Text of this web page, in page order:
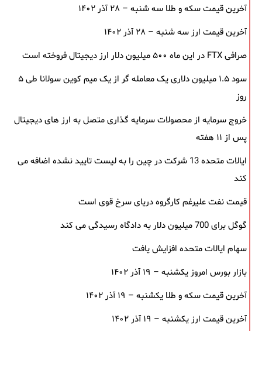
آخرین قیمت سکه و طلا سه شنبه – ۲۸ آذر ۱۴۰۲
آخرین قیمت ارز سه شنبه – ۲۸ آذر ۱۴۰۲
صرافی FTX در این ماه ۵۰۰ میلیون دلار ارز دیجیتال فروخته است
سود ۱.۵ میلیون دلاری یک معامله ‌گر از یک میم‌ کوین سولانا طی ۵
روز
خروج سرمایه از محصولات سرمایه ‌گذاری متصل به ارز های دیجیتال
پس از ۱۱ هفته
ایالات متحده 13 شرکت در چین را به لیست تایید نشده اضافه می
کند
قیمت نفت علیرغم کارگروه دریای سرخ قوی است
گوگل برای 700 میلیون دلار به دادگاه رسیدگی می کند
سهام ایالات متحده افزایش یافت
بازار بورس امروز یکشنبه – ۱۹ آذر ۱۴۰۲
آخرین قیمت سکه و طلا یکشنبه – ۱۹ آذر ۱۴۰۲
آخرین قیمت ارز یکشنبه – ۱۹ آذر ۱۴۰۲